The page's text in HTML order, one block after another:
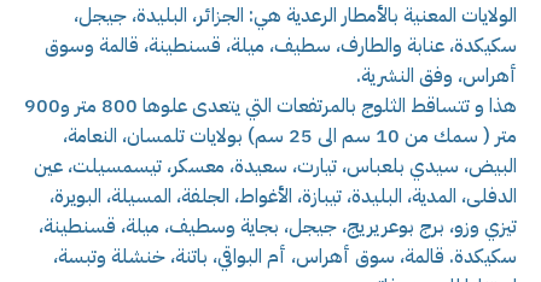
الولايات المعنية بالأمطار الرعدية هي: الجزائر، البليدة، جيجل،
سكيكدة، عنابة والطارف، سطيف، ميلة، قسنطينة، قالمة وسوق
أهراس، وفق النشرية.
هذا و تتساقط الثلوج بالمرتفعات التي يتعدى علوها 800 متر و900
متر ( سمك من 10 سم الى 25 سم) بولايات تلمسان، النعامة،
البيض، سيدي بلعباس، تيارت، سعيدة، معسكر، تيسمسيلت، عين
الدفلى، المدية، البليدة، تيبازة، الأغواط، الجلفة، المسيلة، البويرة،
تيزي وزو، برج بوعريريج، جيجل، بجاية وسطيف، ميلة، قسنطينة،
سكيكدة. قالمة، سوق أهراس، أم البواقي، باتنة، خنشلة وتبسة،